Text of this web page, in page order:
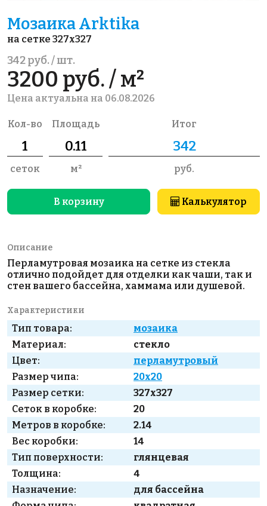
Мозаика Arktika
на сетке 327x327
342 руб. / шт.
3200 руб. / м²
Цена актуальна на 06.08.2026
Кол-во
сеток
Площадь
м²
Итог
руб.
В корзину Калькулятор
Описание
Перламутровая мозаика на сетке из стекла
отлично подойдет для отделки как чаши, так и
стен вашего бассейна, хаммама или душевой.
Характеристики
Тип товара:
мозаика
Материал:
стекло
Цвет:
перламутровый
Размер чипа:
20x20
Размер сетки:
327x327
Сеток в коробке:
20
Метров в коробке:
2.14
Вес коробки:
14
Тип поверхности:
глянцевая
Толщина:
4
Назначение:
для бассейна